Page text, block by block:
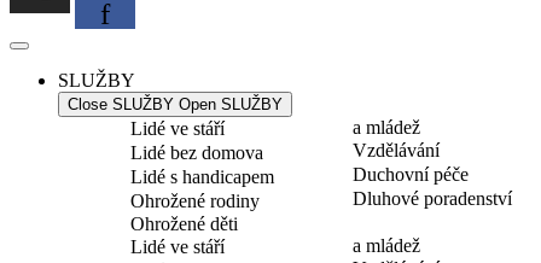
f
SLUŽBY
Close SLUŽBY Open SLUŽBY
Lidé ve stáří
Lidé bez domova
Lidé s handicapem
Ohrožené rodiny
Ohrožené děti
a mládež
Vzdělávání
Duchovní péče
Dluhové poradenství
Lidé ve stáří
a mládež